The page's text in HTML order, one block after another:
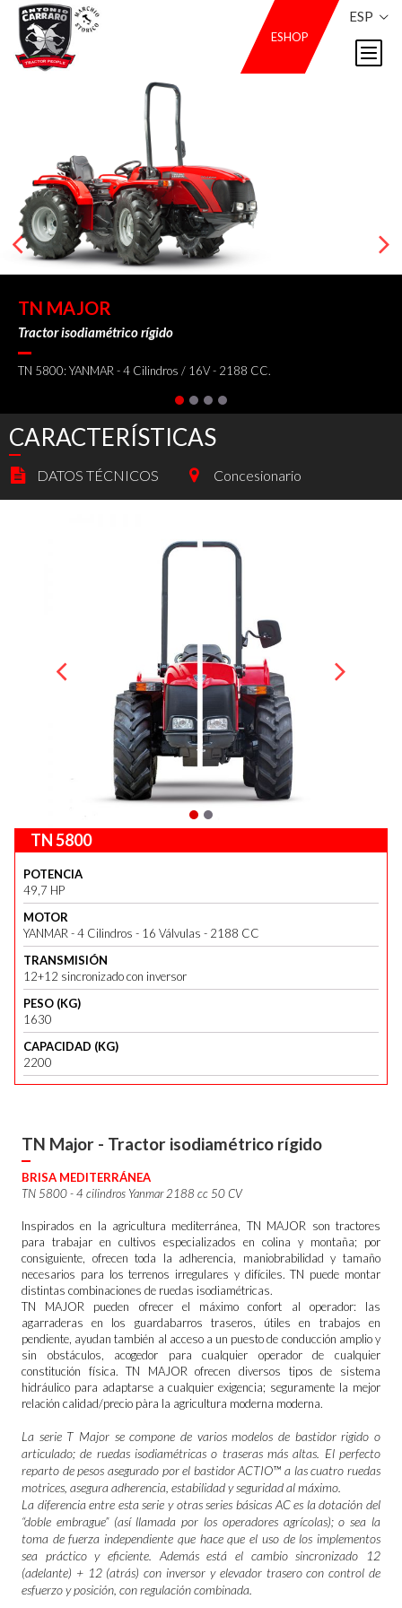
ESHOP
ESP
TN MAJOR
Tractor isodiamétrico rígido
TN 5800: YANMAR - 4 Cilindros / 16V - 2188 CC.
CARACTERÍSTICAS
DATOS TÉCNICOS Concesionario
TN 5800
POTENCIA
49,7 HP
MOTOR
YANMAR - 4 Cilindros - 16 Válvulas - 2188 CC
TRANSMISIÓN
12+12 sincronizado con inversor
PESO (KG)
1630
CAPACIDAD (KG)
2200
TN Major - Tractor isodiamétrico rígido
BRISA MEDITERRÁNEA
TN 5800 - 4 cilindros Yanmar 2188 cc 50 CV
Inspirados en la agricultura mediterránea, TN MAJOR son tractores
para trabajar en cultivos especializados en colina y montaña; por
consiguiente, ofrecen toda la adherencia, maniobrabilidad y tamaño
necesarios para los terrenos irregulares y difíciles. TN puede montar
distintas combinaciones de ruedas isodiamétricas.
TN MAJOR pueden ofrecer el máximo confort al operador: las
agarraderas en los guardabarros traseros, útiles en trabajos en
pendiente, ayudan también al acceso a un puesto de conducción amplio y
sin obstáculos, acogedor para cualquier operador de cualquier
constitución física. TN MAJOR ofrecen diversos tipos de sistema
hidráulico para adaptarse a cualquier exigencia; seguramente la mejor
relación calidad/precio pàra la agricultura moderna moderna.
La serie T Major se compone de varios modelos de bastidor rigido o
articulado; de ruedas isodiamétricas o traseras más altas. El perfecto
reparto de pesos asegurado por el bastidor ACTIO™ a las cuatro ruedas
motrices, asegura adherencia, estabilidad y seguridad al máximo.
La diferencia entre esta serie y otras series básicas AC es la dotación del
“doble embrague” (así llamada por los operadores agrícolas); o sea la
toma de fuerza independiente que hace que el uso de los implementos
sea práctico y eficiente. Además está el cambio sincronizado 12
(adelante) + 12 (atrás) con inversor y elevador trasero con control de
esfuerzo y posición, con regulación combinada.